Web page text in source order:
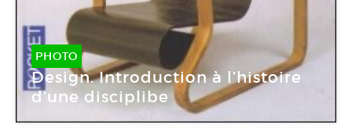
PHOTO
Design. Introduction à l’histoire
d’une disciplibe